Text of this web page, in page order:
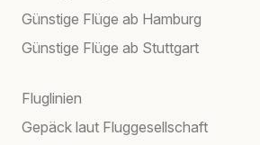
Günstige Flüge ab Hamburg
Günstige Flüge ab Stuttgart
Fluglinien
Gepäck laut Fluggesellschaft